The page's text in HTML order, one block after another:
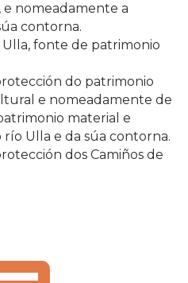
e nomeadamente a
contorna.
fonte de patrimonio
do patrimonio
e nomeadamente de
material e
Ulla e da súa contorna.
dos Camiños de